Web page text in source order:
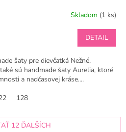
Skladom (1 ks)
DETAIL
šaty pre dievčatká Nežné,
sú handmade šaty Aurelia, ktoré
a nadčasovej kráse....
128
12 ĎALŠÍCH